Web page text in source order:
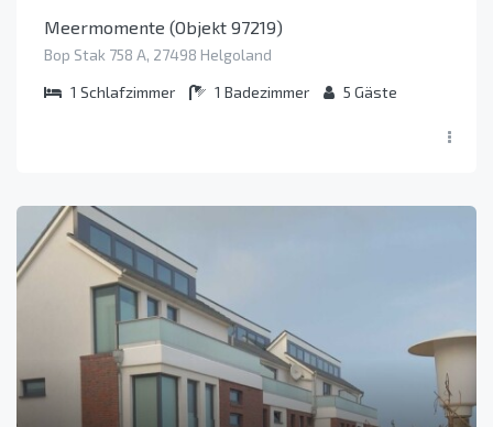
Meermomente (Objekt 97219)
Bop Stak 758 A, 27498 Helgoland
1 Schlafzimmer 1 Badezimmer 5 Gäste